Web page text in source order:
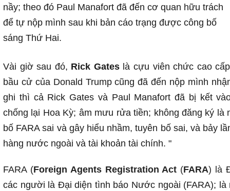
nầy; theo đó Paul Manafort đã đến cơ quan hữu trách
để tự nộp mình sau khi bản cáo trạng được công bố
sáng Thứ Hai.
Vài giờ sau đó, Rick Gates là cựu viên chức cao
bầu cử của Donald Trump cũng đã đến nộp mình
ghi thì cả Rick Gates và Paul Manafort đã bị kết
chống lại Hoa Kỳ; âm mưu rửa tiền; không đăng ký là
bố FARA sai và gây hiểu nhầm, tuyên bố sai, và bảy
hàng nước ngoài và tài khoản tài chính. "
FARA (Foreign Agents Registration Act (FARA) là
các người là Đại diện tình báo Nước ngoài (FARA); là